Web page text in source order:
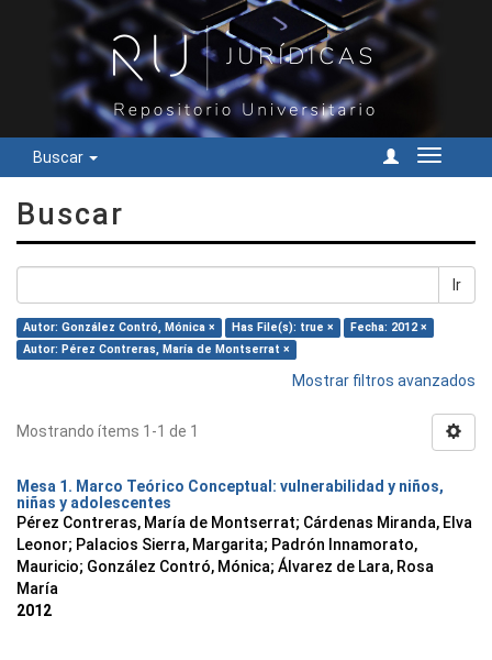
Buscar
Cambiar
Buscar
Ir
Autor: González Contró, Mónica × Has File(s): true ×
Fecha: 2012 ×
Autor: Pérez Contreras, María de Montserrat ×
Mostrar filtros avanzados
Mostrando ítems 1-1 de 1
Mesa 1. Marco Teórico Conceptual: vulnerabilidad y niños,
niñas y adolescentes
Pérez Contreras, María de Montserrat; Cárdenas Miranda, Elva
Leonor; Palacios Sierra, Margarita; Padrón Innamorato,
Mauricio; González Contró, Mónica; Álvarez de Lara, Rosa
María
2012